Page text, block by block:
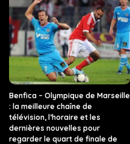
Benfica – Olympique de Marseille
: la meilleure chaîne de
télévision, l’horaire et les
dernières nouvelles pour
regarder le quart de finale de